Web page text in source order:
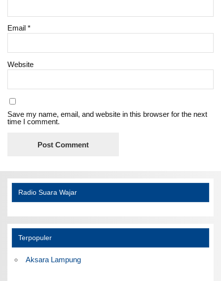
Email*
Website
Save my name, email, and website in this browser for the next
time I comment.
Radio Suara Wajar
Terpopuler
Aksara Lampung